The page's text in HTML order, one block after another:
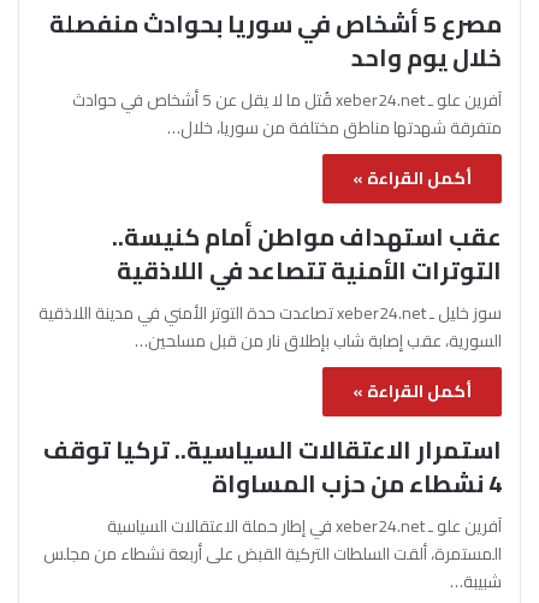
مصرع 5 أشخاص في سوريا بحوادث منفصلة
خلال يوم واحد
آفرين علو ـ xeber24.net قُتل ما لا يقل عن 5 أشخاص في حوادث
متفرقة شهدتها مناطق مختلفة من سوريا، خلال…
أكمل القراءة »
عقب استهداف مواطن أمام كنيسة..
التوترات الأمنية تتصاعد في اللاذقية
سوز خليل ـ xeber24.net تصاعدت حدة التوتر الأمني في مدينة اللاذقية
السورية، عقب إصابة شاب بإطلاق نار من قبل مسلحين…
أكمل القراءة »
استمرار الاعتقالات السياسية.. تركيا توقف
4 نشطاء من حزب المساواة
آفرين علو ـ xeber24.net في إطار حملة الاعتقالات السياسية
المستمرة، ألقت السلطات التركية القبض على أربعة نشطاء من مجلس
شبيبة…